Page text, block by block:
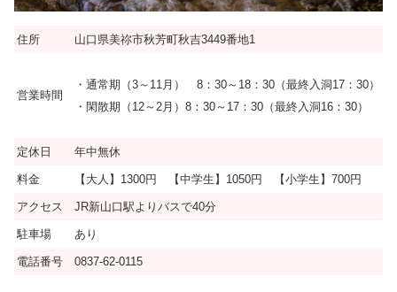
住所 山口県美祢市秋芳町秋吉3449番地1
営業時間
・通常期（3～11月） 8：30～18：30（最終入洞17：30）
・閑散期（12～2月）8：30～17：30（最終入洞16：30）
定休日 年中無休
料金 【大人】1300円 【中学生】1050円 【小学生】700円
アクセス JR新山口駅よりバスで40分
駐車場 あり
電話番号 0837-62-0115